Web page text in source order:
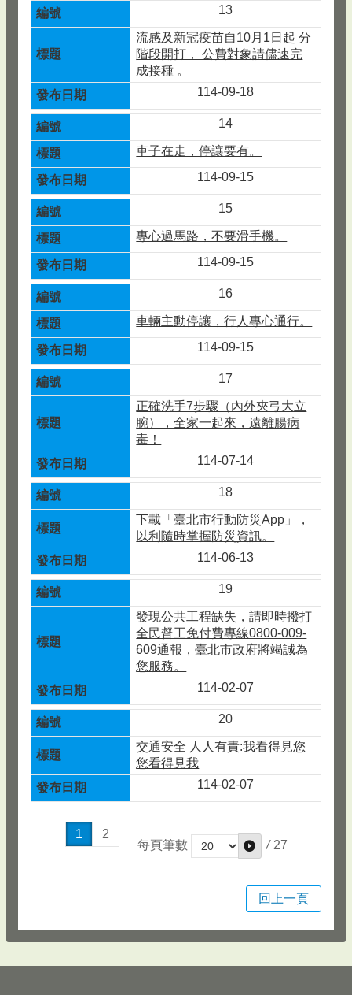
13
流感及新冠疫苗自10月1日起 分
階段開打， 公費對象請儘速完
成接種 。
114-09-18
14
車子在走，停讓要有。
114-09-15
15
專心過馬路，不要滑手機。
114-09-15
16
車輛主動停讓，行人專心通行。
114-09-15
17
正確洗手7步驟（內外夾弓大立
腕），全家一起來，遠離腸病
毒！
114-07-14
18
下載「臺北市行動防災App」，
以利隨時掌握防災資訊。
114-06-13
19
發現公共工程缺失，請即時撥打
全民督工免付費專線0800-009-
609通報，臺北市政府將竭誠為
您服務。
114-02-07
20
交通安全 人人有責:我看得見您
您看得見我
114-02-07
1
2
每頁筆數
/ 27
回上一頁